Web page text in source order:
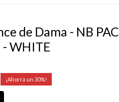
de Dama - NB
WHITE
30